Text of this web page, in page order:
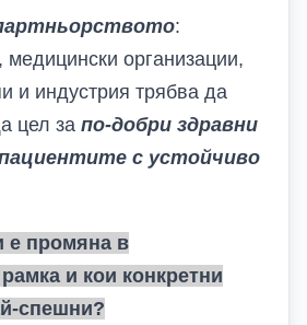
:
организации,
и индустрия трябва да
цел за по-добри здравни
с устойчиво
е промяна в
и кои конкретни
спешни?